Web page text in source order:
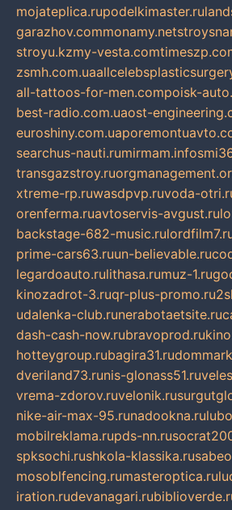
mojateplica.rupodelkimaster.ru
garazhov.commonamy.net
stroyu.kzmy-vesta.com
zsmh.com.ua
all-tattoos-for-men.compoisk-
best-radio.com.uaost-
euroshiny.com.ua
searchus-nauti.rumirmam.info
transgazstroy.ru
xtreme-rp.ruwasdpvp.ruvoda-
orenferma.ruavtoservis-avgust.ru
backstage-682-music.ru
prime-cars63.ruun-believable.ru
legardoauto.rulithasa.rumuz-1.ru
kinozadrot-3.ruqr-plus-promo.ru
udalenka-club.runerabotaetsite.ru
dash-cash-now.rubravoprod.ru
hotteygroup.rubagira31.ru
dveriland73.runis-glonass51.ru
vrema-zdorov.ruvelonik.ru
nike-air-max-95.runadookna.ru
mobilreklama.rupds-nn.ru
spksochi.rushkola-klassika.ru
mosoblfencing.rumasteroptica.ru
iration.rudevanagari.ru